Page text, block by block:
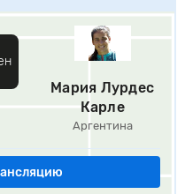
Мария Лурдес
Карле
Аргентина